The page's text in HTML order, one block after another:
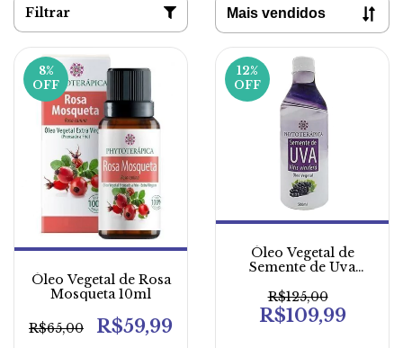
Filtrar
8%
OFF
Óleo Vegetal de Rosa
Mosqueta 10ml
R$65,00 R$59,99
12%
OFF
Óleo Vegetal de
Semente de Uva
R$125,00
R$109,99